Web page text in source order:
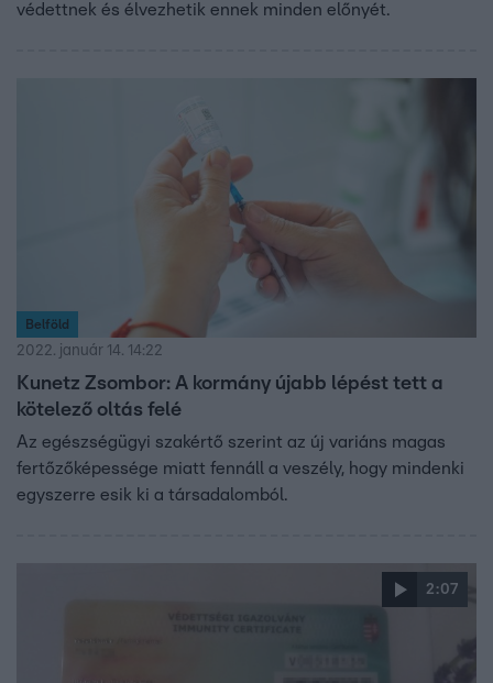
védettnek és élvezhetik ennek minden előnyét.
Belföld
2022. január 14. 14:22
Kunetz Zsombor: A kormány újabb lépést tett a
kötelező oltás felé
Az egészségügyi szakértő szerint az új variáns magas
fertőzőképessége miatt fennáll a veszély, hogy mindenki
egyszerre esik ki a társadalomból.
2:07